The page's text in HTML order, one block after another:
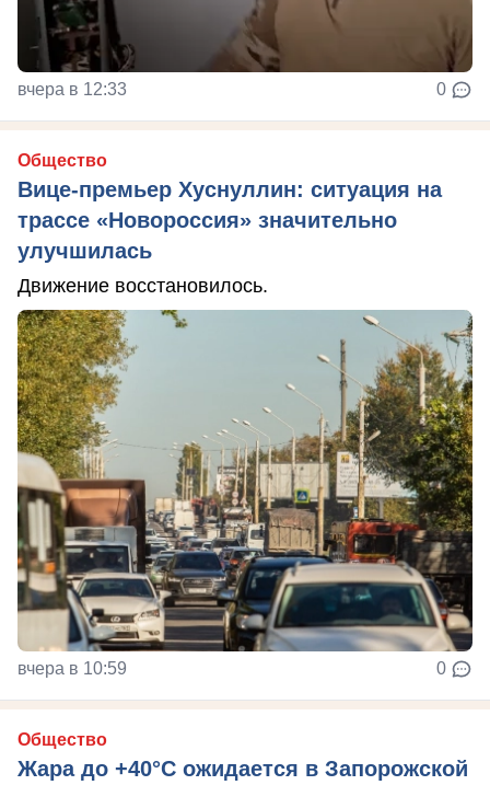
вчера в 12:33 0
Общество
Вице-премьер Хуснуллин: ситуация на
трассе «Новороссия» значительно
улучшилась
Движение восстановилось.
вчера в 10:59 0
Общество
Жара до +40°С ожидается в Запорожской